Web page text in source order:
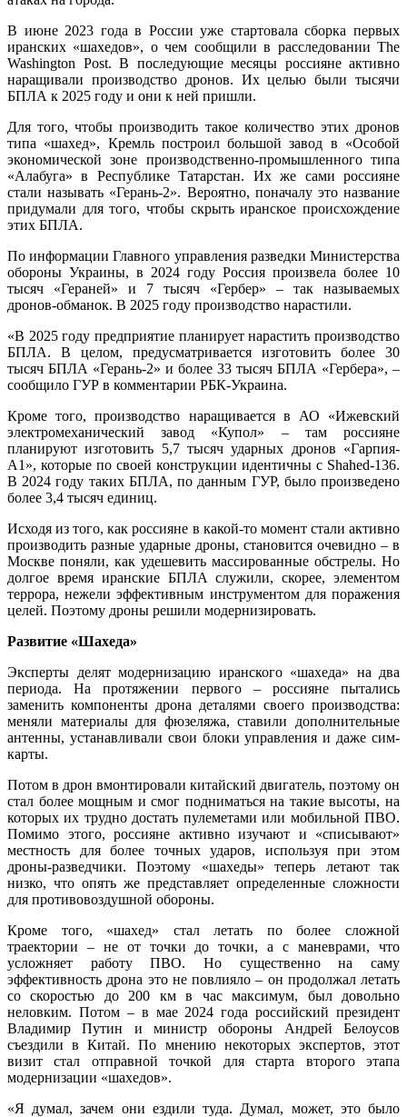
В июне 2023 года в России уже стартовала сборка первых
иранских «шахедов», о чем сообщили в расследовании The
Washington Post. В последующие месяцы россияне активно
наращивали производство дронов. Их целью были тысячи
БПЛА к 2025 году и они к ней пришли.
Для того, чтобы производить такое количество этих дронов
типа «шахед», Кремль построил большой завод в «Особой
экономической зоне производственно-промышленного типа
«Алабуга» в Республике Татарстан. Их же сами россияне
стали называть «Герань-2». Вероятно, поначалу это название
придумали для того, чтобы скрыть иранское происхождение
этих БПЛА.
По информации Главного управления разведки Министерства
обороны Украины, в 2024 году Россия произвела более 10
тысяч «Гераней» и 7 тысяч «Гербер» – так называемых
дронов-обманок. В 2025 году производство нарастили.
«В 2025 году предприятие планирует нарастить производство
БПЛА. В целом, предусматривается изготовить более 30
тысяч БПЛА «Герань-2» и более 33 тысяч БПЛА «Гербера», –
сообщило ГУР в комментарии РБК-Украина.
Кроме того, производство наращивается в АО «Ижевский
электромеханический завод «Купол» – там россияне
планируют изготовить 5,7 тысяч ударных дронов «Гарпия-
А1», которые по своей конструкции идентичны с Shahed-136.
В 2024 году таких БПЛА, по данным ГУР, было произведено
более 3,4 тысяч единиц.
Исходя из того, как россияне в какой-то момент стали активно
производить разные ударные дроны, становится очевидно – в
Москве поняли, как удешевить массированные обстрелы. Но
долгое время иранские БПЛА служили, скорее, элементом
террора, нежели эффективным инструментом для поражения
целей. Поэтому дроны решили модернизировать.
Развитие «Шахеда»
Эксперты делят модернизацию иранского «шахеда» на два
периода. На протяжении первого – россияне пытались
заменить компоненты дрона деталями своего производства:
меняли материалы для фюзеляжа, ставили дополнительные
антенны, устанавливали свои блоки управления и даже сим-
карты.
Потом в дрон вмонтировали китайский двигатель, поэтому он
стал более мощным и смог подниматься на такие высоты, на
которых их трудно достать пулеметами или мобильной ПВО.
Помимо этого, россияне активно изучают и «списывают»
местность для более точных ударов, используя при этом
дроны-разведчики. Поэтому «шахеды» теперь летают так
низко, что опять же представляет определенные сложности
для противовоздушной обороны.
Кроме того, «шахед» стал летать по более сложной
траектории – не от точки до точки, а с маневрами, что
усложняет работу ПВО. Но существенно на саму
эффективность дрона это не повлияло – он продолжал летать
со скоростью до 200 км в час максимум, был довольно
неловким. Потом – в мае 2024 года российский президент
Владимир Путин и министр обороны Андрей Белоусов
съездили в Китай. По мнению некоторых экспертов, этот
визит стал отправной точкой для старта второго этапа
модернизации «шахедов».
«Я думал, зачем они ездили туда. Думал, может, это было